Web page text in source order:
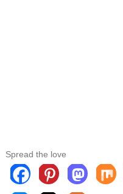
Spread the love